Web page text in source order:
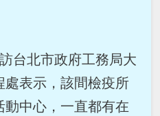
台北市政府工務局大
表示，該間檢疫所
動中心，一直都有在